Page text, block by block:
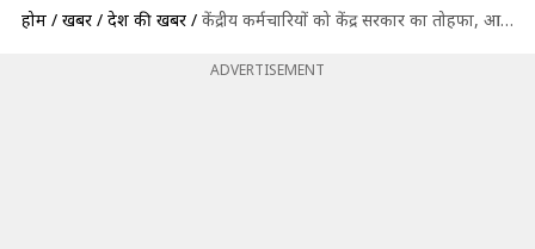
होम / खबरें / देश की खबरें / केंद्रीय कर्मचारियों को केंद्र सरकार का तोहफा, आठवें वेतन आयोग को मंजूरी दी
ADVERTISEMENT